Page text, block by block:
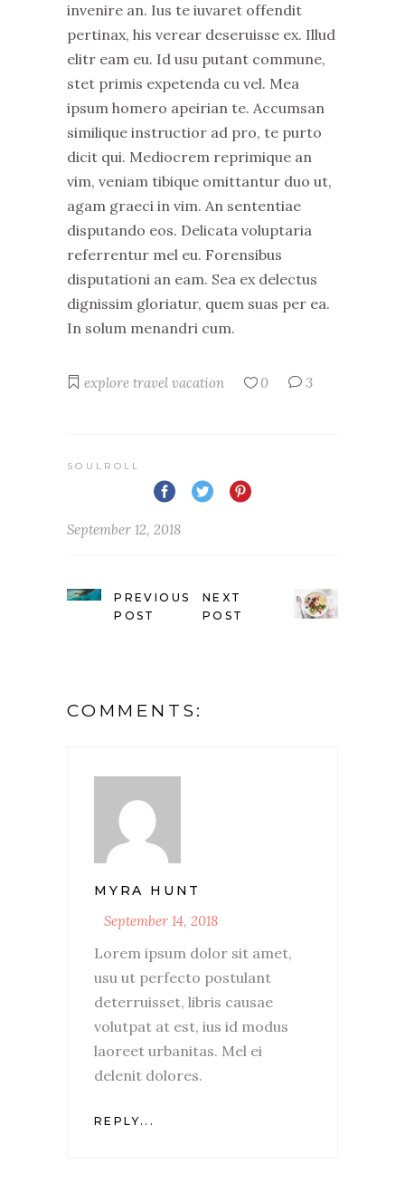
invenire an. Ius te iuvaret offendit
pertinax, his verear deseruisse ex. Illud
elitr eam eu. Id usu putant commune,
stet primis expetenda cu vel. Mea
ipsum homero apeirian te. Accumsan
similique instructior ad pro, te purto
dicit qui. Mediocrem reprimique an
vim, veniam tibique omittantur duo ut,
agam graeci in vim. An sententiae
disputando eos. Delicata voluptaria
referrentur mel eu. Forensibus
disputationi an eam. Sea ex delectus
dignissim gloriatur, quem suas per ea.
In solum menandri cum.
explore travel vacation 0 3
SOULROLL
September 12, 2018
PREVIOUS
POST
NEXT
POST
COMMENTS:
MYRA HUNT
September 14, 2018
Lorem ipsum dolor sit amet,
usu ut perfecto postulant
deterruisset, libris causae
volutpat at est, ius id modus
laoreet urbanitas. Mel ei
delenit dolores.
REPLY...